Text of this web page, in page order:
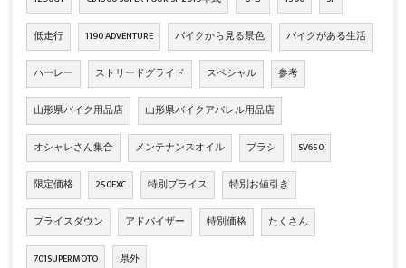
低走行 1190 ADVENTURE バイクから見る景色 バイクがある生活
ハーレー ストリードグライド スペシャル 参考
山形県バイク用品店 山形県バイクアパレル用品店
オシャレさん集合 メンテナンスオイル ブラシ SV650
限定価格 250EXC 特別プライス 特別お値引き
プライスダウン アドバイザー 特別価格 たくさん
701SUPERMOTO 県外